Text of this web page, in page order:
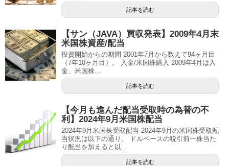
記事を読む
【サン（JAVA）買収発表】2009年4月末
米国株資産/配当
投資開始からの期間 2001年7月から数えて94ヶ月目
（7年10ヶ月目）。 入金/米国株購入 2009年4月は入
金、米国株...
記事を読む
【今月も進んだ配当受取時の為替の不
利】2024年9月米国株配当
2024年9月米国株受取配当 2024年9月の米国株受取配
当状況は以下の通り。 ドルベースの税引前一株当た
り配当を加えると以...
記事を読む